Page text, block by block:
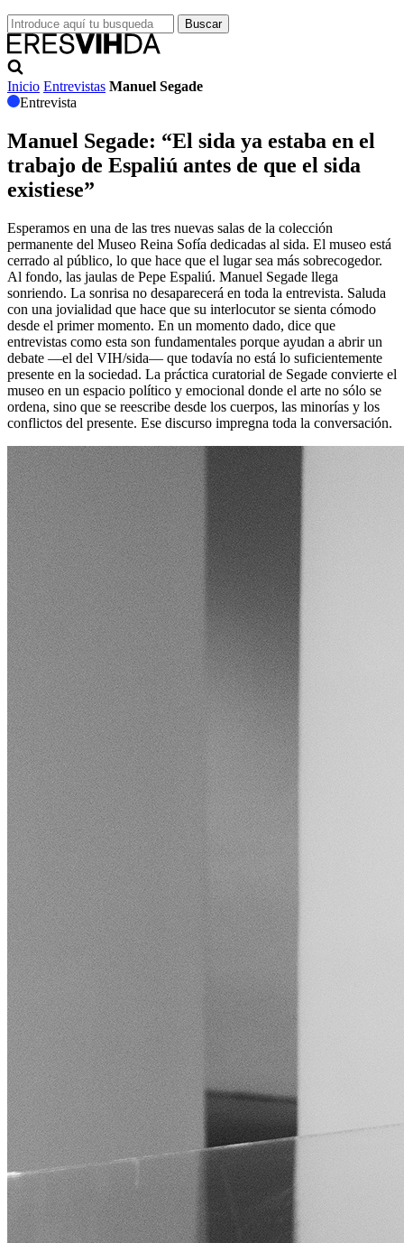
Inicio Entrevistas Manuel Segade
Entrevista
Manuel Segade: “El sida ya estaba en el
trabajo de Espaliú antes de que el sida
existiese”
Esperamos en una de las tres nuevas salas de la colección
permanente del Museo Reina Sofía dedicadas al sida. El museo está
cerrado al público, lo que hace que el lugar sea más sobrecogedor.
Al fondo, las jaulas de Pepe Espaliú. Manuel Segade llega
sonriendo. La sonrisa no desaparecerá en toda la entrevista. Saluda
con una jovialidad que hace que su interlocutor se sienta cómodo
desde el primer momento. En un momento dado, dice que
entrevistas como esta son fundamentales porque ayudan a abrir un
debate —el del VIH/sida— que todavía no está lo suficientemente
presente en la sociedad. La práctica curatorial de Segade convierte el
museo en un espacio político y emocional donde el arte no sólo se
ordena, sino que se reescribe desde los cuerpos, las minorías y los
conflictos del presente. Ese discurso impregna toda la conversación.